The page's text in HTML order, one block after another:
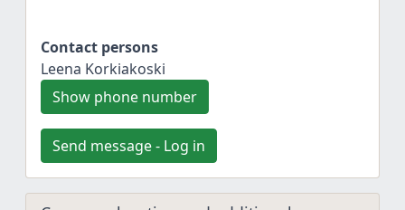
Contact persons
Leena Korkiakoski
Show phone number
Send message - Log in